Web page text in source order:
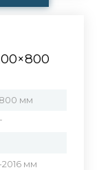
мм
2016 мм